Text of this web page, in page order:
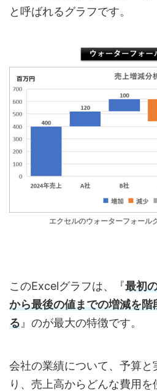
と呼ばれるグラフです。
エクセルのウォーターフォール
このExcelグラフは、『最初
から最後の値までの増減を
る 』のが最大の特徴です。
会社の業績について、予算と
り、売上高からどんな費用